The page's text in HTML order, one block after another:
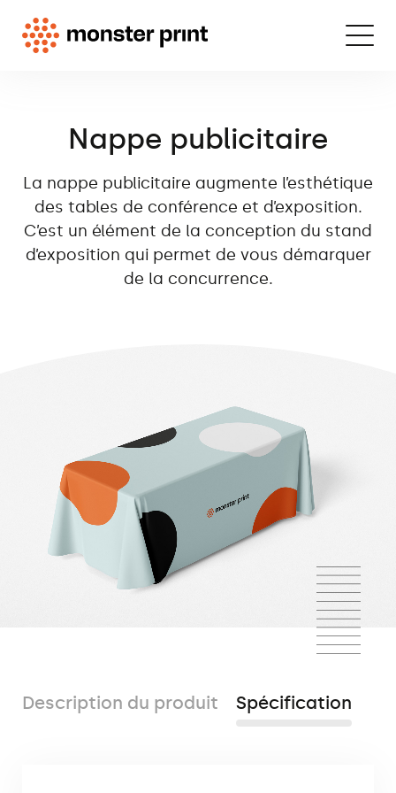
Nappe publicitaire
La nappe publicitaire augmente l’esthétique
des tables de conférence et d’exposition.
C’est un élément de la conception du stand
d’exposition qui permet de vous démarquer
de la concurrence.
Description du produit Spécification